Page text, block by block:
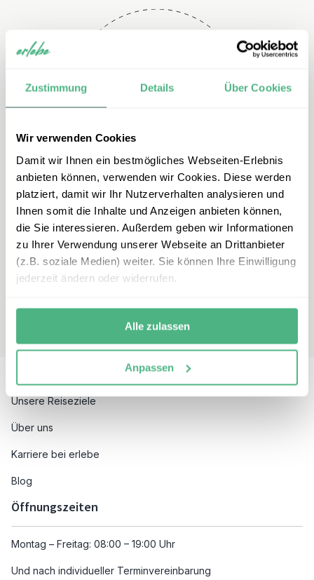
Zustimmung Details Über Cookies
Wir verwenden Cookies
Damit wir Ihnen ein bestmögliches Webseiten-Erlebnis
anbieten können, verwenden wir Cookies. Diese werden
platziert, damit wir Ihr Nutzerverhalten analysieren und
Ihnen somit die Inhalte und Anzeigen anbieten können,
die Sie interessieren. Außerdem geben wir Informationen
zu Ihrer Verwendung unserer Webseite an Drittanbieter
(z.B. soziale Medien) weiter. Sie können Ihre Einwilligung
jederzeit ändern oder widerrufen.
Alle zulassen
Anpassen
Telefon
E-mail
portugal@erlebe.de
Unsere Reiseziele
Über uns
Karriere bei erlebe
Blog
Öffnungszeiten
Montag – Freitag: 08:00 – 19:00 Uhr
Und nach individueller Terminvereinbarung